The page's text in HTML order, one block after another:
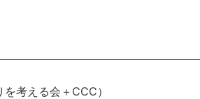
考える会＋CCC）